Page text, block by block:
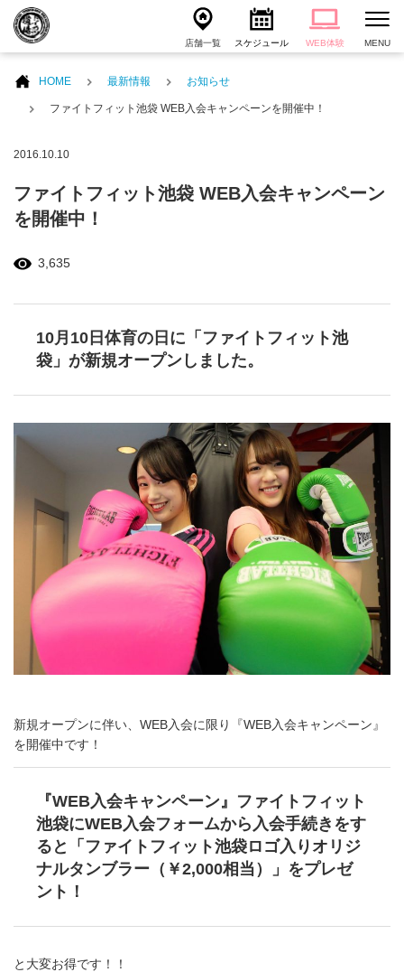
店舗一覧 スケジュール WEB体験 MENU
HOME 最新情報 お知らせ
ファイトフィット池袋 WEB入会キャンペーンを開催中！
2016.10.10
ファイトフィット池袋 WEB入会キャンペーン
を開催中！
3,635
10月10日体育の日に「ファイトフィット池
袋」が新規オープンしました。
新規オープンに伴い、WEB入会に限り『WEB入会キャンペーン』
を開催中です！
『WEB入会キャンペーン』ファイトフィット
池袋にWEB入会フォームから入会手続きをす
ると「ファイトフィット池袋ロゴ入りオリジ
ナルタンブラー（￥2,000相当）」をプレゼ
ント！
と大変お得です！！